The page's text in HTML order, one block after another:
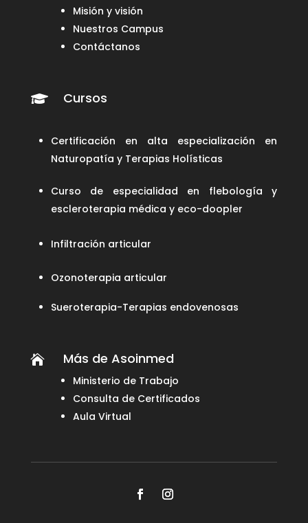
Misión y visión
Nuestros Campus
Contáctanos
 Cursos
Certificación en alta especialización en
Naturopatía y Terapias Holísticas
Curso de especialidad en flebología y
escleroterapia médica y eco-doopler
Infiltración articular
Ozonoterapia articular
Sueroterapia-Terapias endovenosas
 Más de Asoinmed
Ministerio de Trabajo
Consulta de Certificados
Aula Virtual